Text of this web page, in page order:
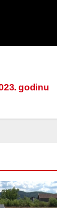
godinu